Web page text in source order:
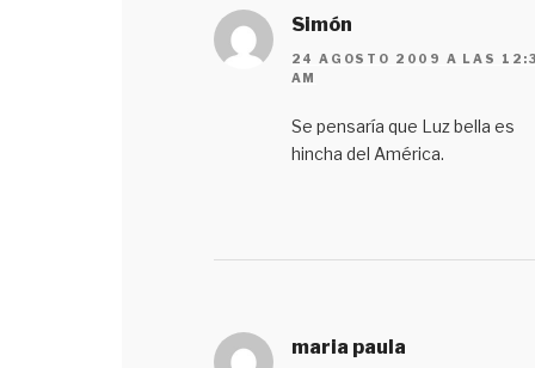
Simón
24 AGOSTO 2009 A LAS
AM
Se pensaría que Luz bella es
hincha del América.
maria paula